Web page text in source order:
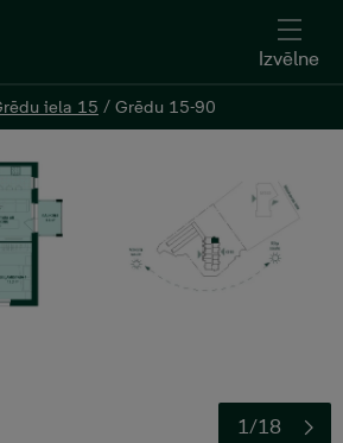
Izvēlne
iela 15 / Grēdu 15-90
1/18
Izvēlne
iela 15 / Grēdu 15-90